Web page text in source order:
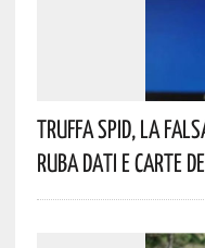
Truffa Spid, La
Ruba Dati E Carte